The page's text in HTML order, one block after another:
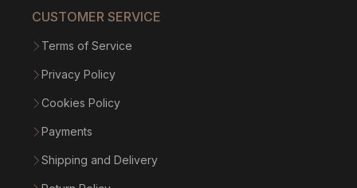
CUSTOMER SERVICE
Terms of Service
Privacy Policy
Cookies Policy
Payments
Shipping and Delivery